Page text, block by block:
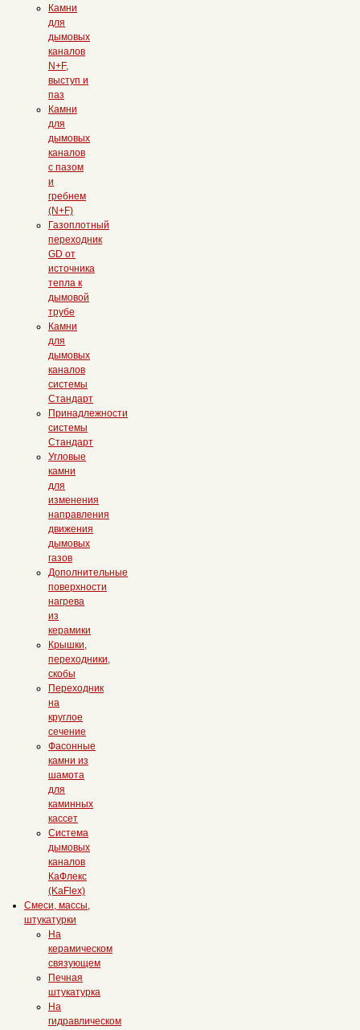
Камни
для
дымовых
каналов
N+F,
выступ и
паз
Камни
для
дымовых
каналов
с пазом
и
гребнем
(N+F)
Газоплотный
переходник
GD от
источника
тепла к
дымовой
трубе
Камни
для
дымовых
каналов
системы
Стандарт
Принадлежности
системы
Стандарт
Угловые
камни
для
изменения
направления
движения
дымовых
газов
Дополнительные
поверхности
нагрева
из
керамики
Крышки,
переходники,
скобы
Переходник
на
круглое
сечение
Фасонные
камни из
шамота
для
каминных
кассет
Система
дымовых
каналов
КаФлекс
(KaFlex)
Смеси, массы,
штукатурки
На
керамическом
связующем
Печная
штукатурка
На
гидравлическом